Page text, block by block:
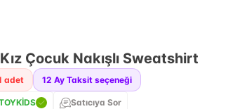
Kız Çocuk Nakışlı Sweatshirt
adet 12 Ay Taksit seçeneği
Satıcıya Sor